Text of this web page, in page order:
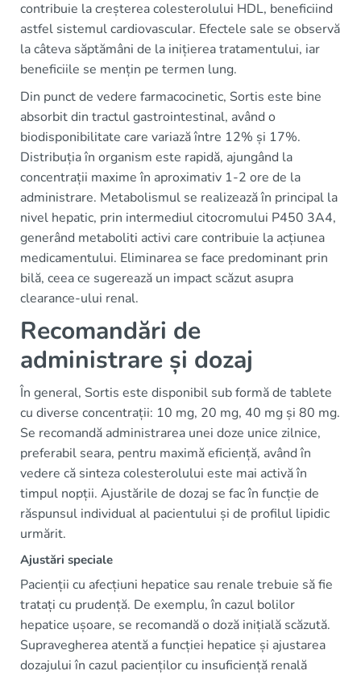
contribuie la creșterea colesterolului HDL, beneficiind
astfel sistemul cardiovascular. Efectele sale se observă
la câteva săptămâni de la inițierea tratamentului, iar
beneficiile se mențin pe termen lung.
Din punct de vedere farmacocinetic, Sortis este bine
absorbit din tractul gastrointestinal, având o
biodisponibilitate care variază între 12% și 17%.
Distribuția în organism este rapidă, ajungând la
concentrații maxime în aproximativ 1-2 ore de la
administrare. Metabolismul se realizează în principal la
nivel hepatic, prin intermediul citocromului P450 3A4,
generând metaboliti activi care contribuie la acțiunea
medicamentului. Eliminarea se face predominant prin
bilă, ceea ce sugerează un impact scăzut asupra
clearance-ului renal.
Recomandări de
administrare și dozaj
În general, Sortis este disponibil sub formă de tablete
cu diverse concentrații: 10 mg, 20 mg, 40 mg și 80 mg.
Se recomandă administrarea unei doze unice zilnice,
preferabil seara, pentru maximă eficiență, având în
vedere că sinteza colesterolului este mai activă în
timpul nopții. Ajustările de dozaj se fac în funcție de
răspunsul individual al pacientului și de profilul lipidic
urmărit.
Ajustări speciale
Pacienții cu afecțiuni hepatice sau renale trebuie să fie
tratați cu prudență. De exemplu, în cazul bolilor
hepatice ușoare, se recomandă o doză inițială scăzută.
Supravegherea atentă a funcției hepatice și ajustarea
dozajului în cazul pacienților cu insuficiență renală